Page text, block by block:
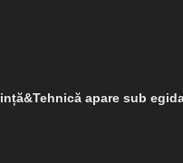
apare sub